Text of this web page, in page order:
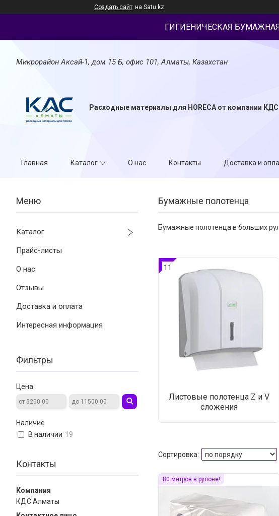
Создать сайт на Satu.kz
ГИГИЕНИЧЕСКАЯ
Микрорайон Аксай-1, дом 15 Б, офис 101, Алматы, Казахстан
Расходные материалы для HORECA от компании
Главная Каталог О нас Контакты Доставка и
Каталог
Прайс-листы
О нас
Отзывы
Доставка и оплата
Интересная информация
Фильтры
Цена
Наличие
В наличии 19
Контакты
КДС Алматы
Бумажные полотенца
Бумажные полотенца в больших
Листовые полотенца Z и V
сложения
11
80 метров в рулоне!